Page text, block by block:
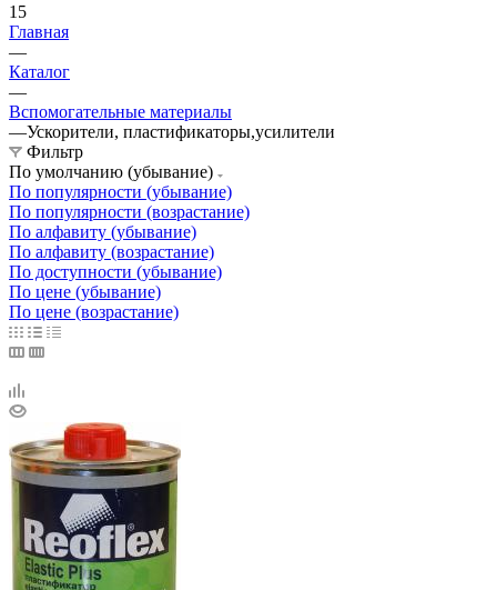
15
Главная
—
Каталог
—
Вспомогательные материалы
—Ускорители, пластификаторы,усилители
Фильтр
По умолчанию (убывание)
По популярности (убывание)
По популярности (возрастание)
По алфавиту (убывание)
По алфавиту (возрастание)
По доступности (убывание)
По цене (убывание)
По цене (возрастание)